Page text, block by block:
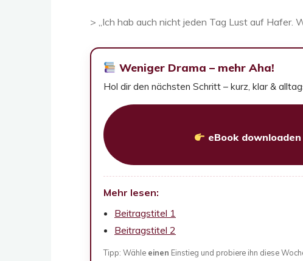
> „Ich hab auch nicht jeden Tag Lust auf Hafer.
Weniger Drama – mehr Aha!
Hol dir den nächsten Schritt – kurz, klar &
eBook downloaden
Mehr lesen:
Beitragstitel 1
Beitragstitel 2
Tipp: Wähle einen Einstieg und probiere ihn diese